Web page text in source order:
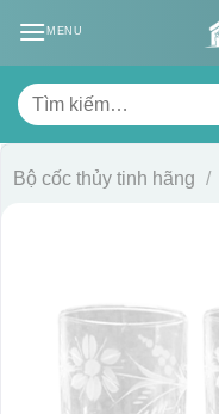
MENU
Tìm
kiếm:
Bộ cốc thủy tinh hãng /